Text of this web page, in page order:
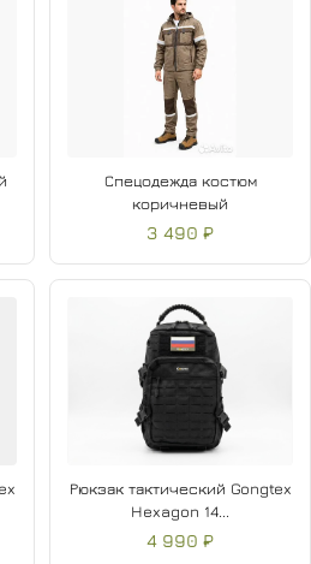
Спецодежда костюм
коричневый
3 490 ₽
Рюкзак тактический Gongtex
Hexagon 14...
4 990 ₽